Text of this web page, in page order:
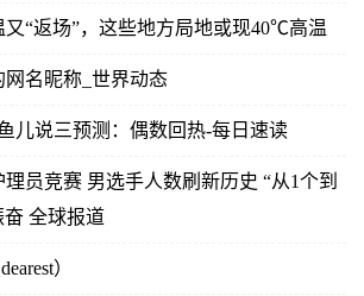
又“返场”，这些地方局地或现40℃高温
名昵称_世界动态
儿说三预测：偶数回热-每日速读
员竞赛 男选手人数刷新历史 “从1个到
奋 全球报道
）